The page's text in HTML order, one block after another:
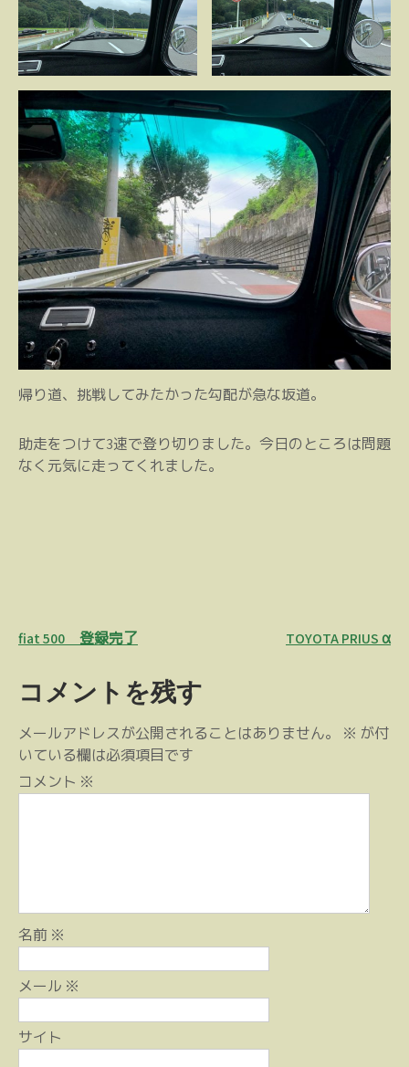
帰り道、挑戦してみたかった勾配が急な坂道。
助走をつけて3速で登り切りました。今日のところは問題
なく元気に走ってくれました。
投
ナ
ビ
ゲ
ー
シ
fiat 500 登録完了 TOYOTA PRIUS α
コメントを残す
メールアドレスが公開されることはありません。 ※ が付
いている欄は必須項目です
コメント ※
名前 ※
メール ※
サイト